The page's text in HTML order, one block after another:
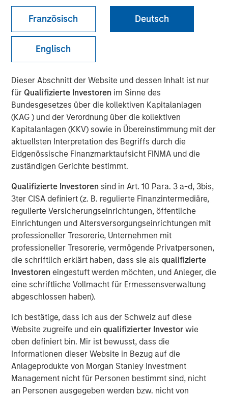
Französisch Deutsch
Englisch
Dieser Abschnitt der Website und dessen Inhalt ist nur
für Qualifizierte Investoren im Sinne des
Bundesgesetzes über die kollektiven Kapitalanlagen
(KAG ) und der Verordnung über die kollektiven
Kapitalanlagen (KKV) sowie in Übereinstimmung mit der
aktuellsten Interpretation des Begriffs durch die
Eidgenössische Finanzmarktaufsicht FINMA und die
zuständigen Gerichte bestimmt.
Qualifizierte Investoren sind in Art. 10 Para. 3 a-d, 3bis,
3ter CISA definiert (z. B. regulierte Finanzintermediäre,
regulierte Versicherungseinrichtungen, öffentliche
Einrichtungen und Altersversorgungseinrichtungen mit
professioneller Tresorerie, Unternehmen mit
professioneller Tresorerie, vermögende Privatpersonen,
die schriftlich erklärt haben, dass sie alsqualifizierte
Investoren eingestuft werden möchten, und Anleger, die
eine schriftliche Vollmacht für Ermessensverwaltung
abgeschlossen haben).
Ich bestätige, dass ich aus der Schweiz auf diese
Website zugreife und ein qualifizierter Investor wie
oben definiert bin. Mir ist bewusst, dass die
Informationen dieser Website in Bezug auf die
Anlageprodukte von Morgan Stanley Investment
Management nicht für Personen bestimmt sind, nicht
an Personen ausgegeben werden bzw. nicht von
How do Automotive Tariffs
Impact the Auto Corporate
Sector? History in the
Making
01 APRIL 2025
The Authors
Angie Salam
The Trump Administration has imposed a 25% additional
tariff on automotive imports effective April 3, claiming it
will fuel domestic manufacturing. But critics fear it may
put the brakes on automakers that depend on global
supply chains. United States-Mexico-Canada Agreement
(USMCA) compliant imports will be exempt until the
percentage of their content originating in the U.S. for
partial exemption. The U.S. imports roughly $135 billion of
automobiles and $65 billion of auto parts, for a total of
$200 billion in the last twelve months.1
Here is a look at how the added tariff will create stress
and potential benefits for participants across the